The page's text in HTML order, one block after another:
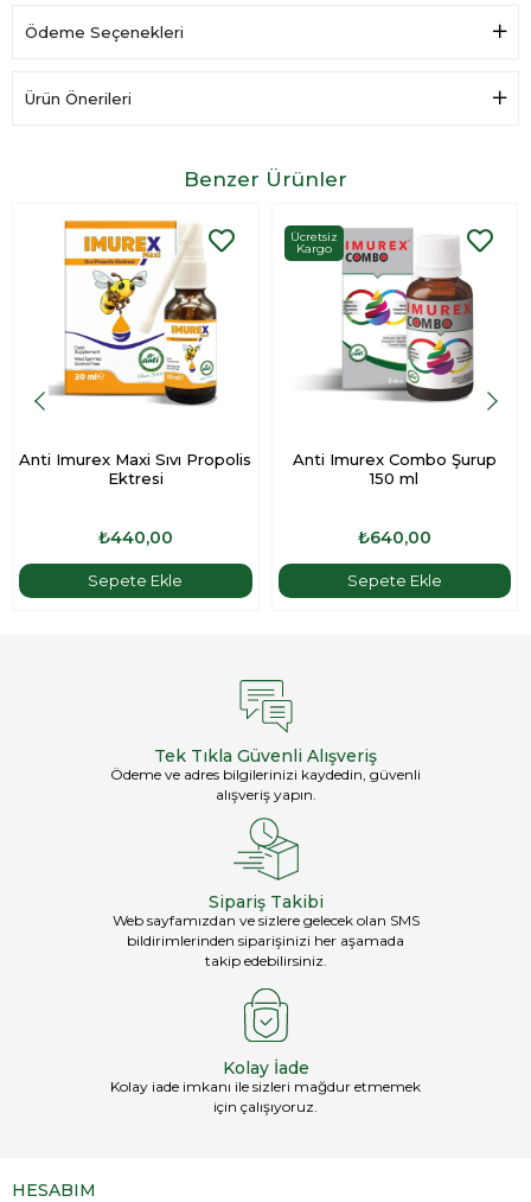
Ödeme Seçenekleri
Ürün Önerileri
Benzer Ürünler
Anti Imurex Maxi Sıvı Propolis
Ektresi
₺440,00
Sepete Ekle
Anti Imurex Combo Şurup
150 ml
₺640,00
Sepete Ekle
Ücretsiz
Kargo
Tek Tıkla Güvenli Alışveriş
Ödeme ve adres bilgilerinizi kaydedin, güvenli
alışveriş yapın.
Sipariş Takibi
Web sayfamızdan ve sizlere gelecek olan SMS
bildirimlerinden siparişinizi her aşamada
takip edebilirsiniz.
Kolay İade
Kolay iade imkanı ile sizleri mağdur etmemek
için çalışıyoruz.
HESABIM